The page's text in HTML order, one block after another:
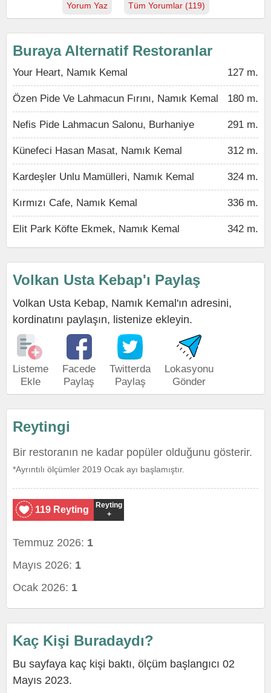
Yorum Yaz Tüm Yorumlar (119)
Buraya Alternatif Restoranlar
Your Heart, Namık Kemal 127 m.
Özen Pide Ve Lahmacun Fırını, Namık Kemal 180 m.
Nefis Pide Lahmacun Salonu, Burhaniye 291 m.
Künefeci Hasan Masat, Namık Kemal 312 m.
Kardeşler Unlu Mamülleri, Namık Kemal 324 m.
Kırmızı Cafe, Namık Kemal 336 m.
Elit Park Köfte Ekmek, Namık Kemal 342 m.
Volkan Usta Kebap'ı Paylaş
Volkan Usta Kebap, Namık Kemal'ın adresini,
kordinatını paylaşın, listenize ekleyin.
Listeme
Ekle
Facede
Paylaş
Twitterda
Paylaş
Lokasyonu
Gönder
Reytingi
Bir restoranın ne kadar popüler olduğunu gösterir.
*Ayrıntılı ölçümler 2019 Ocak ayı başlamıştır.
119 Reyting
Reyting
+
Temmuz 2026: 1
Mayıs 2026: 1
Ocak 2026: 1
Kaç Kişi Buradaydı?
Bu sayfaya kaç kişi baktı, ölçüm başlangıcı 02
Mayıs 2023.